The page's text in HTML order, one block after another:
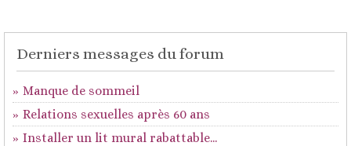
Derniers messages du forum
Manque de sommeil
Relations sexuelles après 60 ans
Installer un lit mural rabattable...